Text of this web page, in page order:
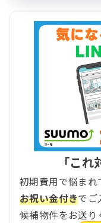
「こ
初期費用で悩まれ
お祝い金付きでご
候補物件をお送り